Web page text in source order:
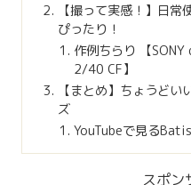
【撮って実感！】日
ぴったり！
作例ちらり 【
2/40 CF】
【まとめ】ちょうど
ズ
YouTubeで見る
スポン